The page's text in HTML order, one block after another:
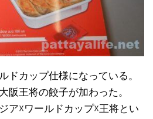
ドカップ仕様になっている。
阪王将の餃子が加わった。
ア☓ワールドカップ☓王将とい